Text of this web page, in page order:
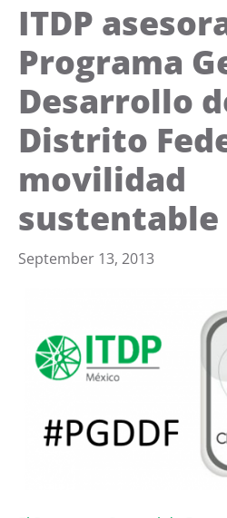
ITDP
Programa
Desarrollo
Distrito
movilidad
sustentable
September 13, 2013